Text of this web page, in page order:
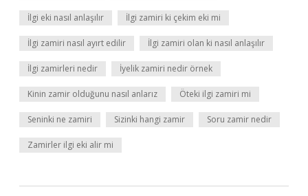
İlgi eki nasıl anlaşılır İlgi zamiri ki çekim eki mi
İlgi zamiri nasıl ayırt edilir İlgi zamiri olan ki nasıl anlaşılır
İlgi zamirleri nedir İyelik zamiri nedir örnek
Kinin zamir olduğunu nasıl anlarız Öteki ilgi zamiri mi
Seninki ne zamiri Sizinki hangi zamir Soru zamir nedir
Zamirler ilgi eki alir mi